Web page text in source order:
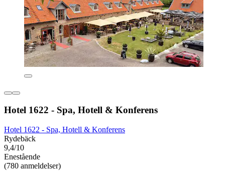
Hotel 1622 - Spa, Hotell & Konferens
Hotel 1622 - Spa, Hotell & Konferens
Rydebäck
9,4/10
Enestående
(780 anmeldelser)